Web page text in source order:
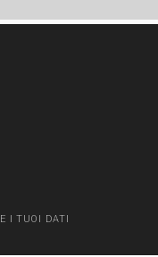
I TUOI DATI